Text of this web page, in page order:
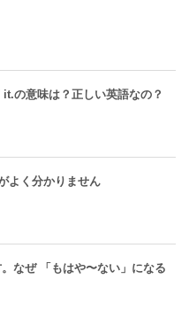
の意味は？正しい英語なの？
よく分かりません
なぜ 「もはや〜ない」になる